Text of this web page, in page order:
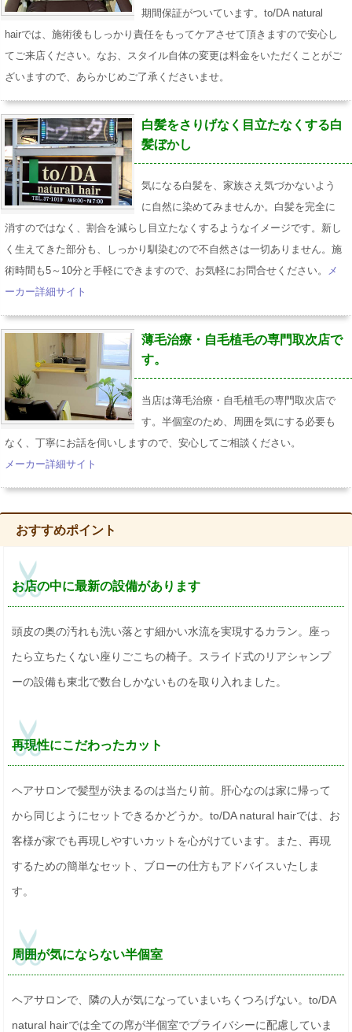
期間保証がついています。to/DA natural
hairでは、施術後もしっかり責任をもってケアさせて頂きますので安心し
てご来店ください。なお、スタイル自体の変更は料金をいただくことがご
ざいますので、あらかじめご了承くださいませ。
白髪をさりげなく目立たなくする白
髪ぼかし
気になる白髪を、家族さえ気づかないよう
に自然に染めてみませんか。白髪を完全に
消すのではなく、割合を減らし目立たなくするようなイメージです。新し
く生えてきた部分も、しっかり馴染むので不自然さは一切ありません。施
術時間も5～10分と手軽にできますので、お気軽にお問合せください。
メ
ーカー詳細サイト
薄毛治療・自毛植毛の専門取次店で
す。
当店は薄毛治療・自毛植毛の専門取次店で
す。半個室のため、周囲を気にする必要も
なく、丁寧にお話を伺いしますので、安心してご相談ください。
メーカー詳細サイト
おすすめポイント
お店の中に最新の設備があります
頭皮の奥の汚れも洗い落とす細かい水流を実現するカラン。座っ
たら立ちたくない座りごこちの椅子。スライド式のリアシャンプ
ーの設備も東北で数台しかないものを取り入れました。
再現性にこだわったカット
ヘアサロンで髪型が決まるのは当たり前。肝心なのは家に帰って
から同じようにセットできるかどうか。to/DA natural hairでは、お
客様が家でも再現しやすいカットを心がけています。また、再現
するための簡単なセット、ブローの仕方もアドバイスいたしま
す。
周囲が気にならない半個室
ヘアサロンで、隣の人が気になっていまいちくつろげない。to/DA
natural hairでは全ての席が半個室でプライバシーに配慮していま